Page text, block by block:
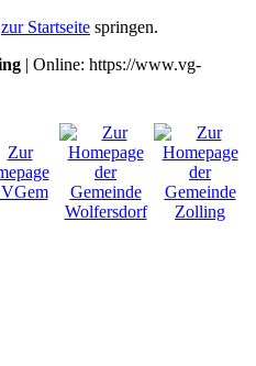
zur Startseite springen.
| Online: https://www.vg-